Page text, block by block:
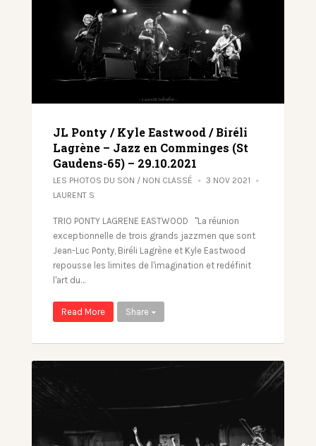
JL Ponty / Kyle Eastwood / Biréli
Lagrène – Jazz en Comminges (St
Gaudens-65) – 29.10.2021
LES PHOTOS DU SON / NON CLASSÉ
3 NOV 2021
LAURENT S
TRIO PONTY LAGRENE EASTWOOD "La réunion
exceptionnelle de trois grands jazzmen que sont
Jean-Luc Ponty, Biréli Lagrène et Kyle Eastwood
repousse les limites de l'imagination et redéfinit
l'art du…
Read More Share